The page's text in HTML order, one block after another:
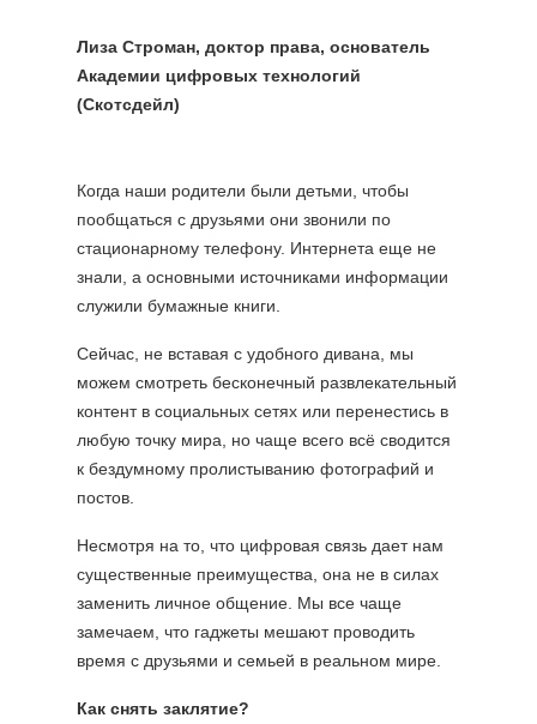
Лиза Строман, доктор права, основатель
Академии цифровых технологий
(Скотсдейл)
Когда наши родители были детьми, чтобы
пообщаться с друзьями они звонили по
стационарному телефону. Интернета еще не
знали, а основными источниками информации
служили бумажные книги.
Сейчас, не вставая с удобного дивана, мы
можем смотреть бесконечный развлекательный
контент в социальных сетях или перенестись в
любую точку мира, но чаще всего всё сводится
к бездумному пролистыванию фотографий и
постов.
Несмотря на то, что цифровая связь дает нам
существенные преимущества, она не в силах
заменить личное общение. Мы все чаще
замечаем, что гаджеты мешают проводить
время с друзьями и семьей в реальном мире.
Как снять заклятие?